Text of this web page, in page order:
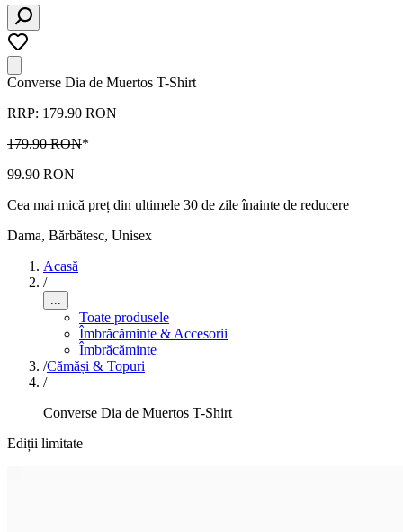
Converse Dia de Muertos T-Shirt
RRP: 179.90 RON
179.90 RON*
99.90 RON
Cea mai mică preț din ultimele 30 de zile înainte de reducere
Dama, Bărbătesc, Unisex
Acasă
/
...
Toate produsele
Îmbrăcăminte & Accesorii
Îmbrăcăminte
/Cămăși & Topuri
/
Converse Dia de Muertos T-Shirt
Ediții limitate